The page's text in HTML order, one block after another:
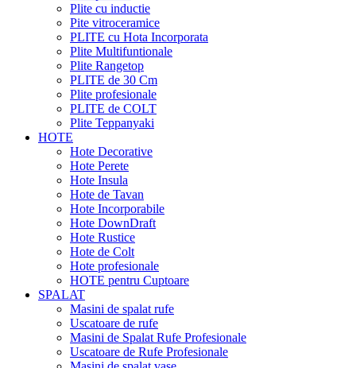
Plite cu inductie
Pite vitroceramice
PLITE cu Hota Incorporata
Plite Multifuntionale
Plite Rangetop
PLITE de 30 Cm
Plite profesionale
PLITE de COLT
Plite Teppanyaki
HOTE
Hote Decorative
Hote Perete
Hote Insula
Hote de Tavan
Hote Incorporabile
Hote DownDraft
Hote Rustice
Hote de Colt
Hote profesionale
HOTE pentru Cuptoare
SPALAT
Masini de spalat rufe
Uscatoare de rufe
Masini de Spalat Rufe Profesionale
Uscatoare de Rufe Profesionale